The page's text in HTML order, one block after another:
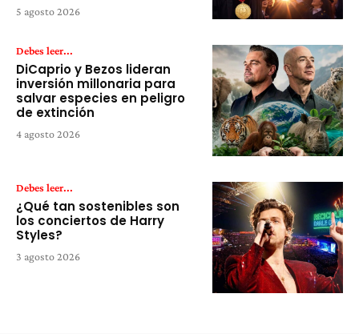
5 agosto 2026
Debes leer...
DiCaprio y Bezos lideran
inversión millonaria para
salvar especies en peligro
de extinción
4 agosto 2026
Debes leer...
¿Qué tan sostenibles son
los conciertos de Harry
Styles?
3 agosto 2026